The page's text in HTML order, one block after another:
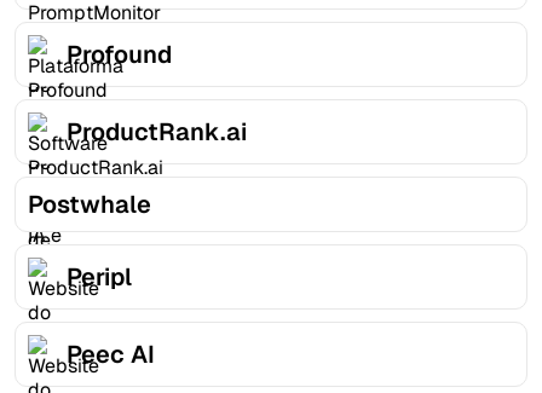
Profound
ProductRank.ai
Postwhale
Peripl
Peec AI